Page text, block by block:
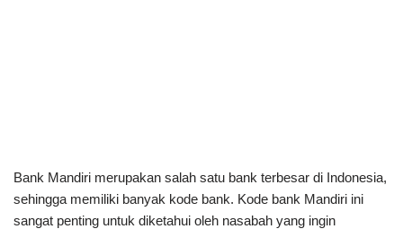
Bank Mandiri merupakan salah satu bank terbesar di Indonesia,
sehingga memiliki banyak kode bank. Kode bank Mandiri ini
sangat penting untuk diketahui oleh nasabah yang ingin